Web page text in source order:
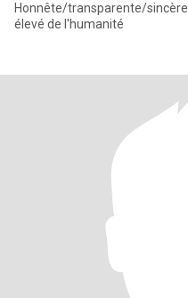
Honnête/transparente/sincère Crains Dieu/compatissante/sens
élevé de l'humanité